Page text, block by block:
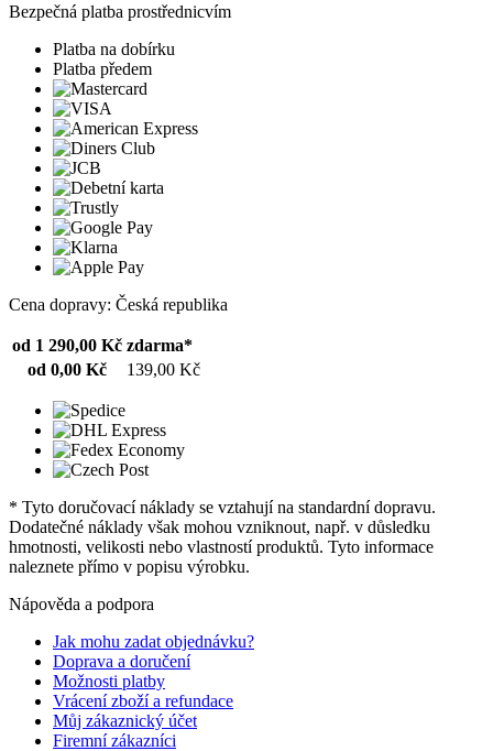
Bezpečná platba prostřednicvím
Platba na dobírku
Platba předem
Cena dopravy: Česká republika
od 1 290,00 Kč zdarma*
od 0,00 Kč
139,00 Kč
* Tyto doručovací náklady se vztahují na standardní dopravu.
Dodatečné náklady však mohou vzniknout, např. v důsledku
hmotnosti, velikosti nebo vlastností produktů. Tyto informace
naleznete přímo v popisu výrobku.
Nápověda a podpora
Jak mohu zadat objednávku?
Doprava a doručení
Možnosti platby
Vrácení zboží a refundace
Můj zákaznický účet
Firemní zákazníci